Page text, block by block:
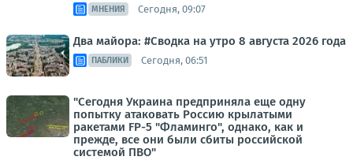
МНЕНИЯ Сегодня, 09:07
Два майора: #Сводка на утро 8 августа 2026 года
ПАБЛИКИ Сегодня, 06:51
"Сегодня Украина предприняла еще одну
попытку атаковать Россию крылатыми
ракетами FP-5 "Фламинго", однако, как и
прежде, все они были сбиты российской
системой ПВО"